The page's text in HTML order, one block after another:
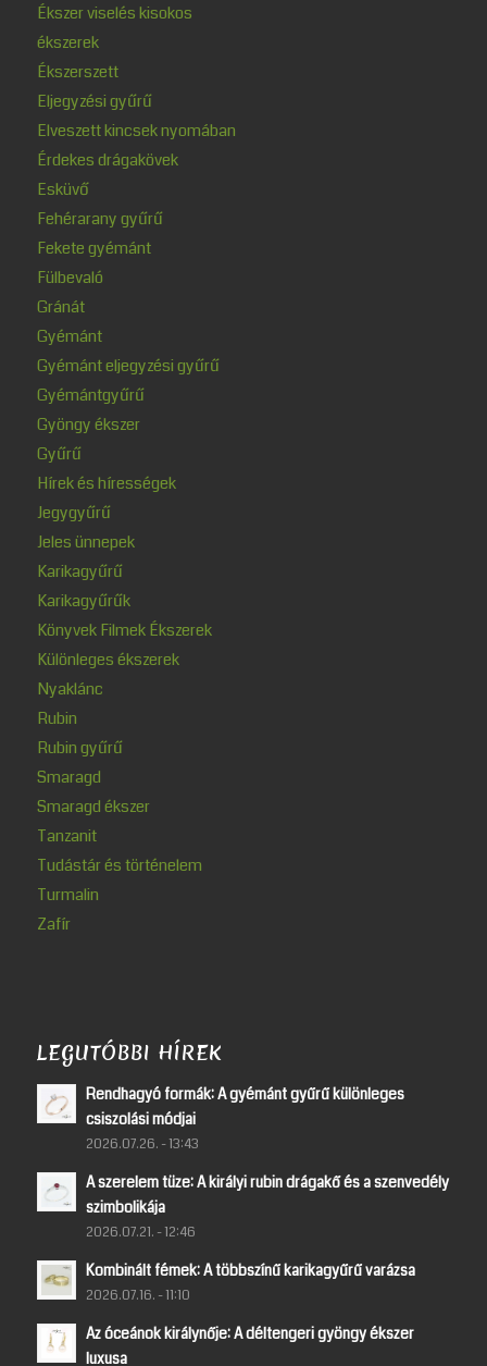
Ékszer viselés kisokos
ékszerek
Ékszerszett
Eljegyzési gyűrű
Elveszett kincsek nyomában
Érdekes drágakövek
Esküvő
Fehérarany gyűrű
Fekete gyémánt
Fülbevaló
Gránát
Gyémánt
Gyémánt eljegyzési gyűrű
Gyémántgyűrű
Gyöngy ékszer
Gyűrű
Hírek és hírességek
Jegygyűrű
Jeles ünnepek
Karikagyűrű
Karikagyűrűk
Könyvek Filmek Ékszerek
Különleges ékszerek
Nyaklánc
Rubin
Rubin gyűrű
Smaragd
Smaragd ékszer
Tanzanit
Tudástár és történelem
Turmalin
Zafír
LEGUTÓBBI HÍREK
Rendhagyó formák: A gyémánt gyűrű különleges
csiszolási módjai
2026.07.26. - 13:43
A szerelem tüze: A királyi rubin drágakő és a szenvedély
szimbolikája
2026.07.21. - 12:46
Kombinált fémek: A többszínű karikagyűrű varázsa
2026.07.16. - 11:10
Az óceánok királynője: A déltengeri gyöngy ékszer
luxusa